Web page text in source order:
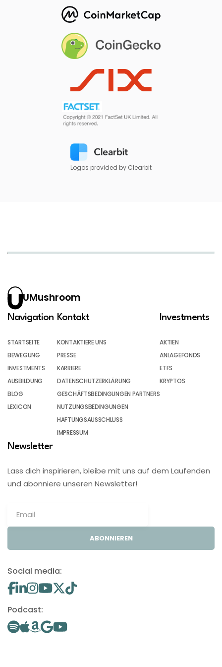
Logos provided by Clearbit
UMushroom
Navigation
STARTSEITE
BEWEGUNG
INVESTMENTS
AUSBILDUNG
BLOG
LEXICON
Kontakt
KONTAKTIERE UNS
PRESSE
KARRIERE
DATENSCHUTZERKLÄRUNG
GESCHÄFTSBEDINGUNGEN PARTNERS
NUTZUNGSBEDINGUNGEN
HAFTUNGSAUSSCHLUSS
IMPRESSUM
Investments
AKTIEN
ANLAGEFONDS
ETFS
KRYPTOS
Newsletter
Lass dich inspirieren, bleibe mit uns auf dem Laufenden
und abonniere unseren Newsletter!
ABONNIEREN
Social media:
Podcast: